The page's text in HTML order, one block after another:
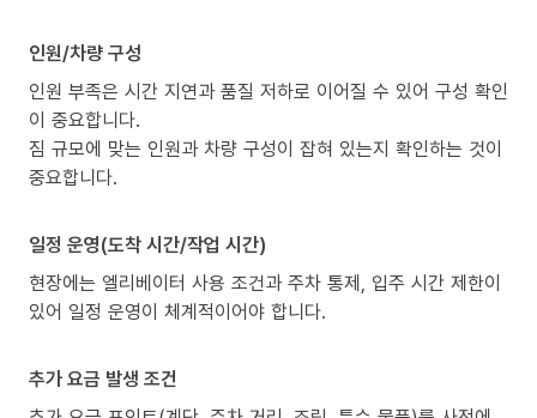
인원/차량 구성
인원 부족은 시간 지연과 품질 저하로 이어질 수 있어 구성 확인
이 중요합니다.
짐 규모에 맞는 인원과 차량 구성이 잡혀 있는지 확인하는 것이
중요합니다.
일정 운영(도착 시간/작업 시간)
현장에는 엘리베이터 사용 조건과 주차 통제, 입주 시간 제한이
있어 일정 운영이 체계적이어야 합니다.
추가 요금 발생 조건